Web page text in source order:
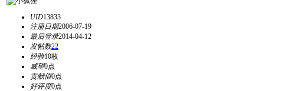
UID13833
注册日期2006-07-19
最后登录2014-04-12
发帖数22
经验10枚
威望0点
贡献值0点
好评度0点